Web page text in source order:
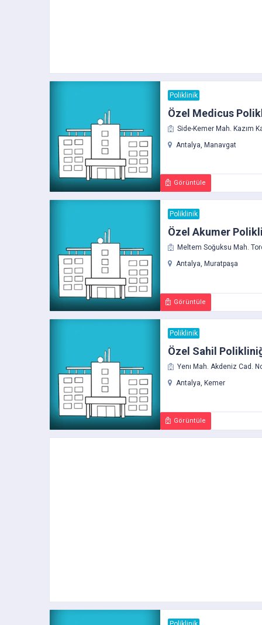
Poliklinik
Özel Medicus
Side-Kemer Mah. Kazım
Antalya, Manavgat
Görüntüle
Poliklinik
Özel Akumer
Meltem Soğuksu Mah.
Antalya, Muratpaşa
Görüntüle
Poliklinik
Özel Sahil
Yenı Mah. Akdeniz Cad.
Antalya, Kemer
Görüntüle